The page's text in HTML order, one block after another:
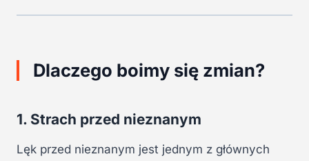
Dlaczego boimy się zmian?
1. Strach przed nieznanym
Lęk przed nieznanym jest jednym z głównych